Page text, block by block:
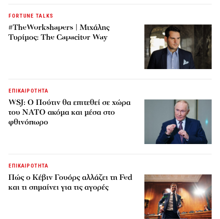
FORTUNE TALKS
#TheWorkshapers | Μιχάλης
Τυρίμος: The Capacitor Way
ΕΠΙΚΑΙΡΟΤΗΤΑ
WSJ: Ο Πούτιν θα επιτεθεί σε χώρα
του ΝΑΤΟ ακόμα και μέσα στο
φθινόπωρο
ΕΠΙΚΑΙΡΟΤΗΤΑ
Πώς ο Κέβιν Γουόρς αλλάζει τη Fed
και τι σημαίνει για τις αγορές